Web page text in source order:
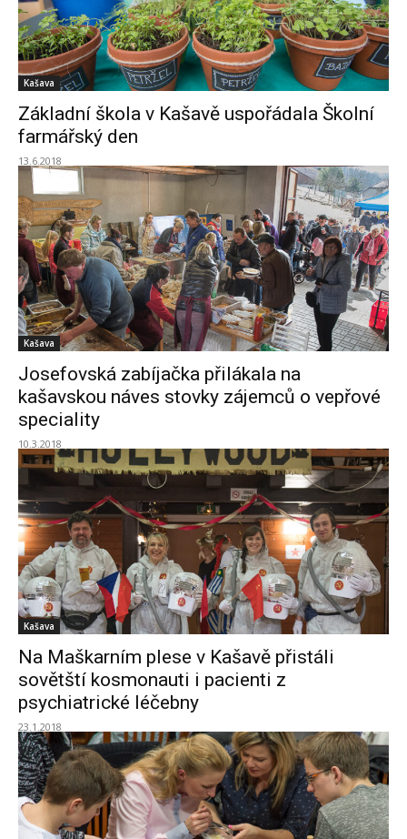
Kašava
Základní škola v Kašavě uspořádala Školní
farmářský den
13.6.2018
Kašava
Josefovská zabíjačka přilákala na
kašavskou náves stovky zájemců o vepřové
speciality
10.3.2018
Kašava
Na Maškarním plese v Kašavě přistáli
sovětští kosmonauti i pacienti z
psychiatrické léčebny
23.1.2018